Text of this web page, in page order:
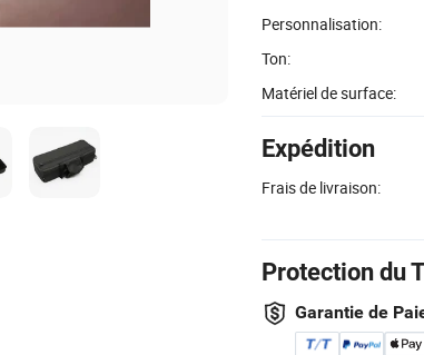
Personnalisation:
Ton:
Matériel de surface:
Expédition
Frais de livraison:
Protection du
Garantie de